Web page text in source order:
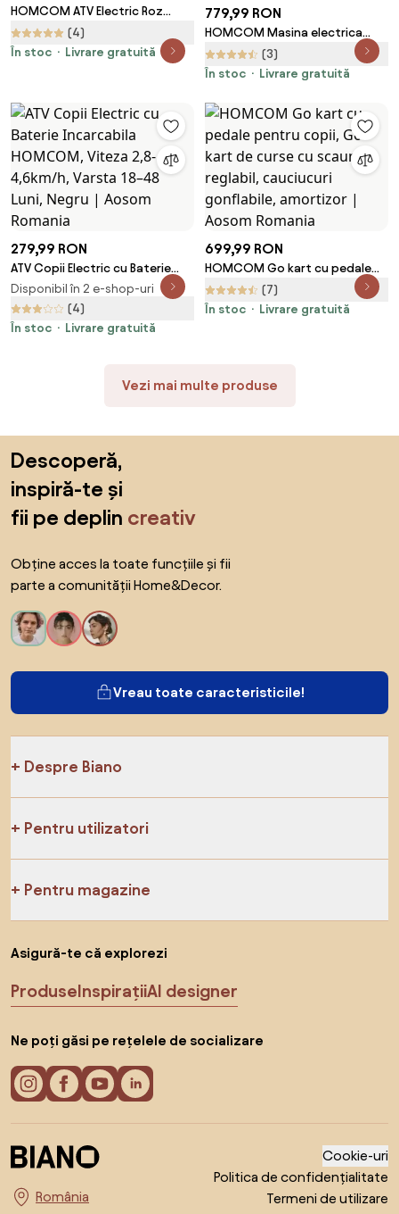
HOMCOM ATV Electric Roz
pentru Fetițe, Vehicul pentru
Copii 18-36 Luni, Design
(4)
În stoc
Livrare gratuită
779,99 RON
HOMCOM Masina electrica
pentru copii 12V cu
telecomanda si actionare
claxon | AOSOM RO
(3)
În stoc
Livrare gratuită
279,99 RON
ATV Copii Electric cu Baterie
Incarcabila HOMCOM, Viteza
2,8-4,6km/h, Varsta 18–48 Luni,
Negru | Aosom Romania
Disponibil în 2 e-shop-uri
(4)
În stoc
Livrare gratuită
699,99 RON
HOMCOM Go kart cu pedale
pentru copii, Go kart de curse
cu scaun reglabil, cauciucuri
(7)
În stoc
Livrare gratuită
Vezi mai multe produse
Descoperă,
inspiră-te și
fii pe deplin creativ
Obține acces la toate funcțiile și fii
parte a comunității Home&Decor.
Vreau toate caracteristicile!
Despre Biano
Pentru utilizatori
Pentru magazine
Asigură-te că explorezi
ProduseInspirațiiAI designer
Ne poți găsi pe rețelele de socializare
Alege țara
Cookie-uri
Politica de confidențialitate
Termeni de utilizare